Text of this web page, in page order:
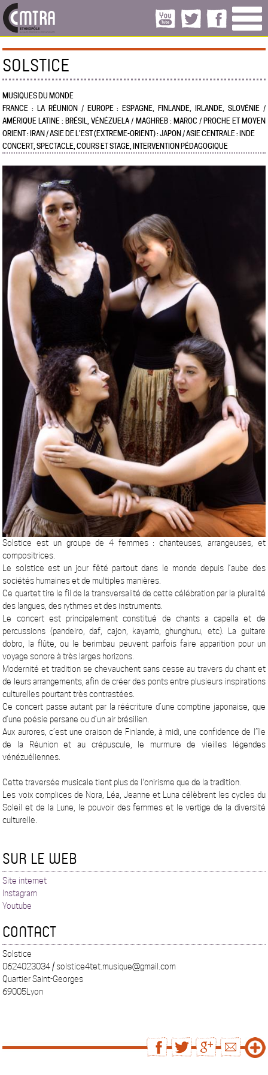
SOLSTICE
MUSIQUES DU MONDE
FRANCE : LA RÉUNION / EUROPE : ESPAGNE, FINLANDE, IRLANDE, SLOVÉNIE /
AMÉRIQUE LATINE : BRÉSIL, VÉNÉZUELA / MAGHREB : MAROC / PROCHE ET MOYEN
ORIENT : IRAN / ASIE DE L’EST (EXTREME-ORIENT) : JAPON / ASIE CENTRALE : INDE
CONCERT, SPECTACLE, COURS ET STAGE, INTERVENTION PÉDAGOGIQUE
Solstice est un groupe de 4 femmes : chanteuses, arrangeuses, et
compositrices.
Le solstice est un jour fêté partout dans le monde depuis l’aube des
sociétés humaines et de multiples manières.
Ce quartet tire le fil de la transversalité de cette célébration par la pluralité
des langues, des rythmes et des instruments.
Le concert est principalement constitué de chants a capella et de
percussions (pandeiro, daf, cajon, kayamb, ghunghuru, etc). La guitare
dobro, la flûte, ou le berimbau peuvent parfois faire apparition pour un
voyage sonore à très larges horizons.
Modernité et tradition se chevauchent sans cesse au travers du chant et
de leurs arrangements, afin de créer des ponts entre plusieurs inspirations
culturelles pourtant très contrastées.
Ce concert passe autant par la réécriture d’une comptine japonaise, que
d’une poésie persane ou d’un air brésilien.
Aux aurores, c’est une oraison de Finlande, à midi, une confidence de l’île
de la Réunion et au crépuscule, le murmure de vieilles légendes
vénézuéliennes.
Cette traversée musicale tient plus de l'onirisme que de la tradition.
Les voix complices de Nora, Léa, Jeanne et Luna célèbrent les cycles du
Soleil et de la Lune, le pouvoir des femmes et le vertige de la diversité
culturelle.
SUR LE WEB
Site internet
Instagram
Youtube
CONTACT
Solstice
0624023034 / solstice4tet.musique@gmail.com
Quartier Saint-Georges
69005Lyon